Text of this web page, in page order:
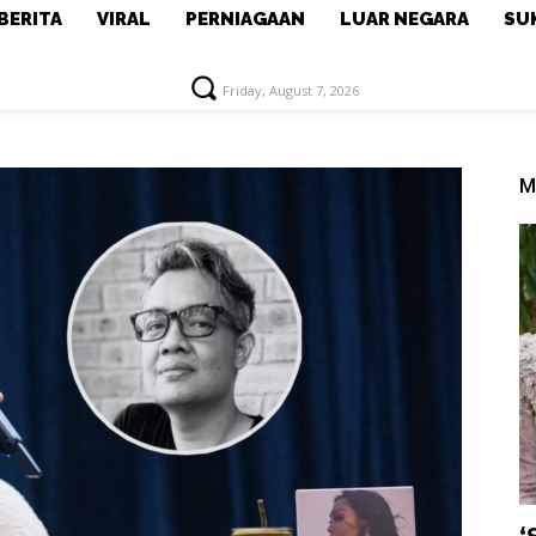
VIRAL PERNIAGAAN LUAR NEGARA
Friday, August 7, 2026